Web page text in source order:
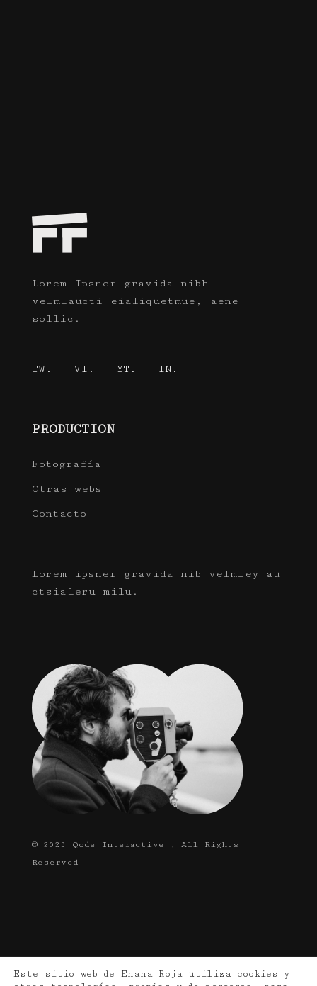
Lorem Ipsner gravida nibh
velmlaucti eialiquetmue, aene
sollic.
TW. VI. YT. IN.
PRODUCTION
Fotografía
Otras webs
Contacto
Lorem ipsner gravida nib velmley au
ctsialeru milu.
© 2023 Qode Interactive
, All Rights
Reserved
Este sitio web de Enana Roja utiliza cookies y